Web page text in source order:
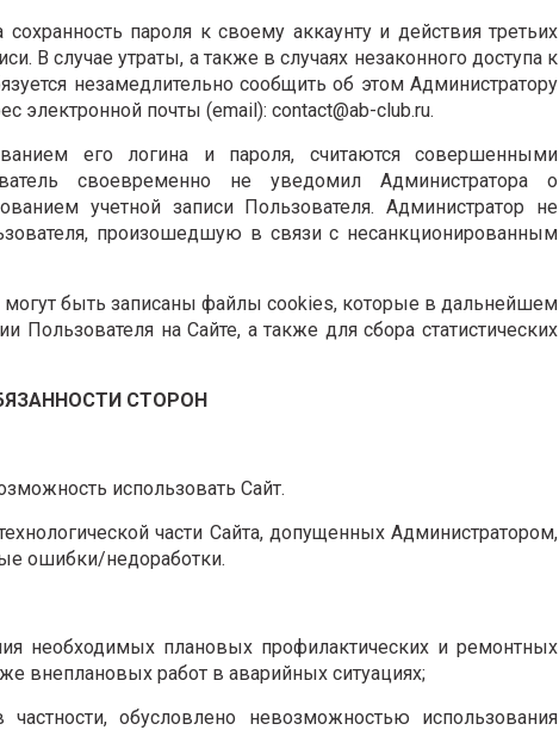
пароля к своему аккаунту и действия третьих
В случае утраты, а также в случаях незаконного доступа к
незамедлительно сообщить об этом Администратору
электронной почты (email): contact@ab-club.ru.
его логина и пароля, считаются совершенными
своевременно не уведомил Администратора о
учетной записи Пользователя. Администратор не
произошедшую в связи с несанкционированным
могут быть записаны файлы cookies, которые в дальнейшем
Пользователя на Сайте, а также для сбора статистических
СТОРОН
использовать Сайт.
части Сайта, допущенных Администратором,
ошибки/недоработки.
необходимых плановых профилактических и ремонтных
внеплановых работ в аварийных ситуациях;
обусловлено невозможностью использования